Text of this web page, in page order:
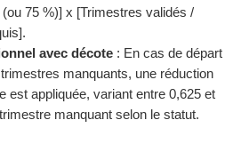
75 %)] x [Trimestres validés /
avec décote: En cas de départ
manquants, une réduction
est appliquée, variant entre 0,625 et
manquant selon le statut.